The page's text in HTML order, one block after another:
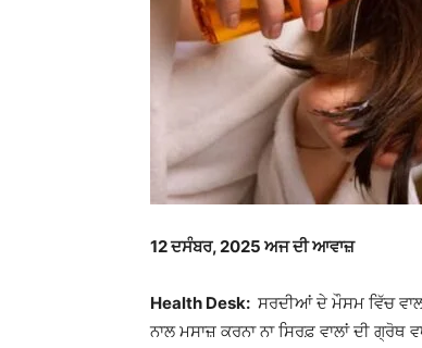
12ਦਸੰਬਰ, 2025 ਅਜ ਦੀ ਆਵਾਜ਼
Health Desk: ਸਰਦੀਆਂ ਦੇ ਮੌਸਮ ਵਿੱਚ
ਨਾਲ ਮਸਾਜ਼ ਕਰਨਾ ਨਾ ਸਿਰਫ਼ ਵਾਲਾਂ ਦੀ